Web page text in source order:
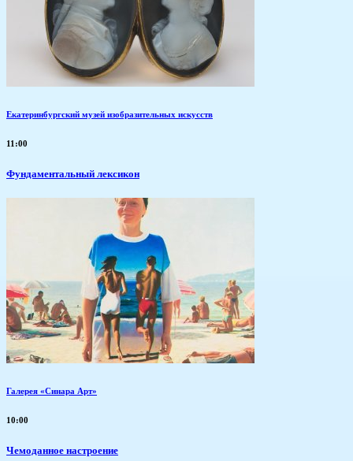
Екатеринбургский музей изобразительных искусств
11:00
Фундаментальный лексикон
Галерея «Синара Арт»
10:00
Чемоданное настроение